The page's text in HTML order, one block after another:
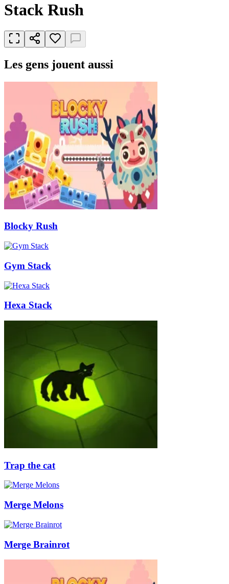
Stack Rush
Les gens jouent aussi
Blocky Rush
Gym Stack
Hexa Stack
Trap the cat
Merge Melons
Merge Brainrot